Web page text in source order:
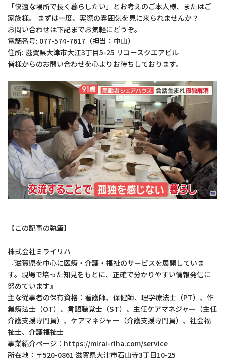
「快適な場所で長く暮らしたい」とお考えのご本人様、またはご
家族様。 まずは一度、実際の雰囲気を見に来られませんか？
お問い合わせは下記までお気軽にどうぞ。
電話番号: 077-574-7617（担当：中山）
住所: 滋賀県大津市大江3丁目5-25 リコースクエアビル
皆様からのお問い合わせを心よりお待ちしております。
【この記事の執筆】
株式会社ミライリハ
『滋賀県を中心に医療・介護・福祉のサービスを展開していま
す。現場で培った知見をもとに、正確で分かりやすい情報発信に
努めています』
主な従事者の保有資格：看護師、保健師、理学療法士（PT）、作
業療法士（OT）、言語聴覚士（ST）、主任ケアマネジャー（主任
介護支援専門員）、ケアマネジャー（介護支援専門員）、社会福
祉士、介護福祉士
事業紹介ページ：https://mirai-riha.com/service
所在地：〒520-0861 滋賀県大津市石山寺3丁目10-25